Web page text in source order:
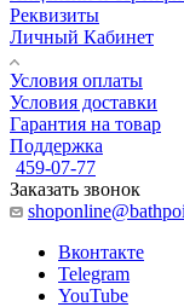
Реквизиты
Личный Кабинет
Условия оплаты
Условия доставки
Гарантия на товар
Поддержка
459-07-77
Заказать звонок
Вконтакте
Telegram
YouTube